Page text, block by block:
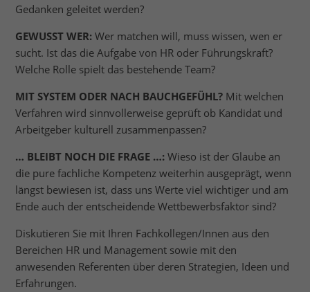
Gedanken geleitet werden?
GEWUSST WER: Wer matchen will, muss wissen, wen er
sucht. Ist das die Aufgabe von HR oder Führungskraft?
Welche Rolle spielt das bestehende Team?
MIT SYSTEM ODER NACH BAUCHGEFÜHL? Mit welchen
Verfahren wird sinnvollerweise geprüft ob Kandidat und
Arbeitgeber kulturell zusammenpassen?
… BLEIBT NOCH DIE FRAGE …: Wieso ist der Glaube an
die pure fachliche Kompetenz weiterhin ausgeprägt, wenn
längst bewiesen ist, dass uns Werte viel wichtiger und am
Ende auch der entscheidende Wettbewerbsfaktor sind?
Diskutieren Sie mit Ihren Fachkollegen/Innen aus den
Bereichen HR und Management sowie mit den
anwesenden Referenten über deren Strategien, Ideen und
Erfahrungen.